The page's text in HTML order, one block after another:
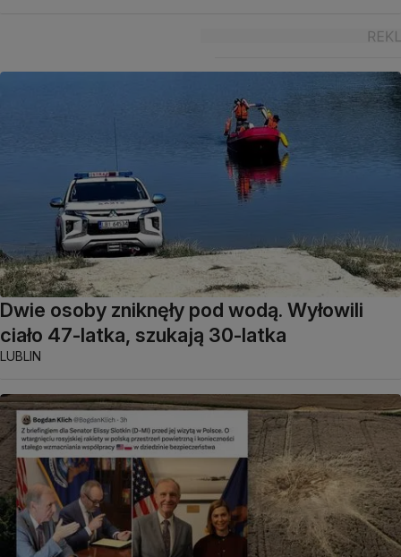
Dwie osoby zniknęły pod wodą. Wyłowili
ciało 47-latka, szukają 30-latka
LUBLIN